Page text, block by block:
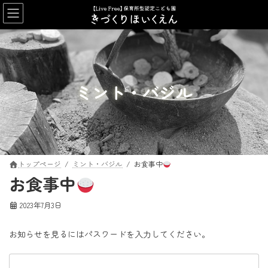
コ
ン
テ
ン
ツ
へ
ス
キ
ッ
プ
ナ
ビ
ゲ
ー
シ
ョ
ン
に
移
動
ミント・バジル
トップページ ミント・バジル お食事中
お食事中
2023年7月3日
お知らせを見るにはパスワードを入力してください。